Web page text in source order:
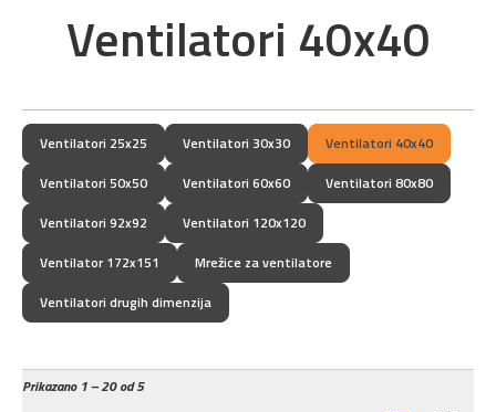
Ventilatori 40x40
Ventilatori 25x25 Ventilatori 30x30
Ventilatori 40x40
Ventilatori 50x50
Ventilatori 60x60
Ventilatori 80x80
Ventilatori 92x92
Ventilatori 120x120
Ventilator 172x151
Mrežice za ventilatore
Ventilatori drugih dimenzija
Prikazano1 – 20 od 5